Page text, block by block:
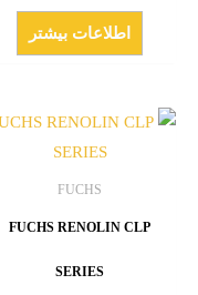
اطلاعات بیشتر
FUCHS
FUCHS RENOLIN CLP
SERIES